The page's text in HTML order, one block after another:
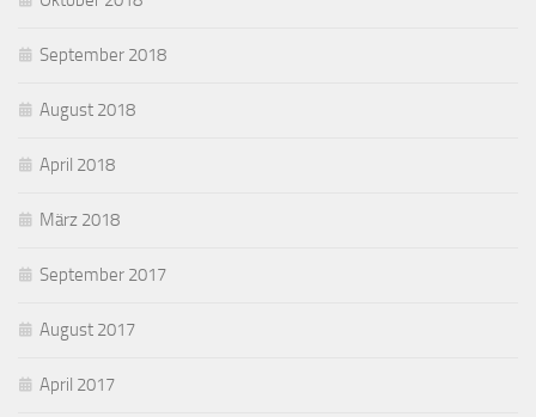
September 2018
August 2018
April 2018
März 2018
September 2017
August 2017
April 2017